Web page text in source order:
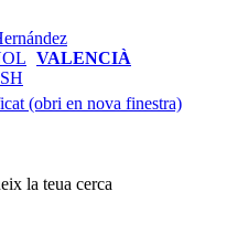
VALENCIÀ
(obri en nova finestra)
la teua cerca